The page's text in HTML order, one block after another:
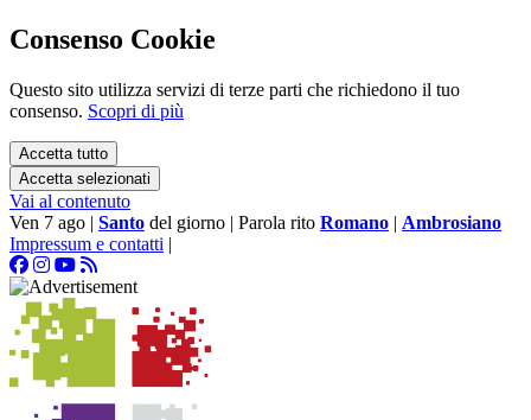
Consenso Cookie
Questo sito utilizza servizi di terze parti che richiedono il tuo
consenso. Scopri di più
Accetta tutto
Accetta selezionati
Vai al contenuto
Ven 7 ago | Santo del giorno | Parola rito Romano | Ambrosiano
Impressum e contatti |